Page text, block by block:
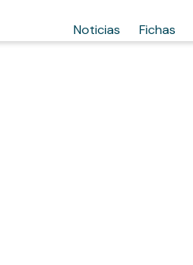
Noticias Fichas